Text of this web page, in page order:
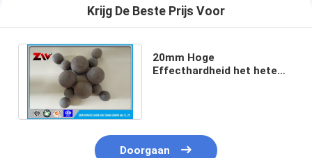
Krijg De Beste Prijs Voor
20mm Hoge
Effecthardheid het hete
Doorgaan